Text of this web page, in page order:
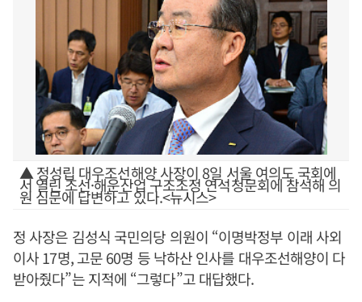
▲ 정성립 대우조선해양 사장이 8일 서울 여의도 국회에
서 열린 조선·해운산업 구조조정 연석청문회에 참석해 의
원 심문에 답변하고 있다.<뉴시스>
정 사장은 김성식 국민의당 의원이 “이명박정부 이래 사외
이사 17명, 고문 60명 등 낙하산 인사를 대우조선해양이 다
받아줬다”는 지적에 “그렇다”고 대답했다.